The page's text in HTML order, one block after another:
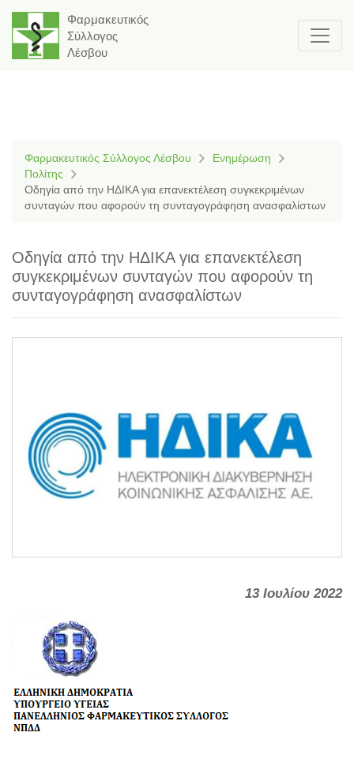
Φαρμακευτικός
Σύλλογος
Λέσβου
Φαρμακευτικός Σύλλογος Λέσβου
Ενημέρωση
Πολίτης
Οδηγία από την ΗΔΙΚΑ για επανεκτέλεση συγκεκριμένων
συνταγών που αφορούν τη συνταγογράφηση ανασφαλίστων
Οδηγία από την ΗΔΙΚΑ για επανεκτέλεση
συγκεκριμένων συνταγών που αφορούν τη
συνταγογράφηση ανασφαλίστων
13 Ιουλίου 2022